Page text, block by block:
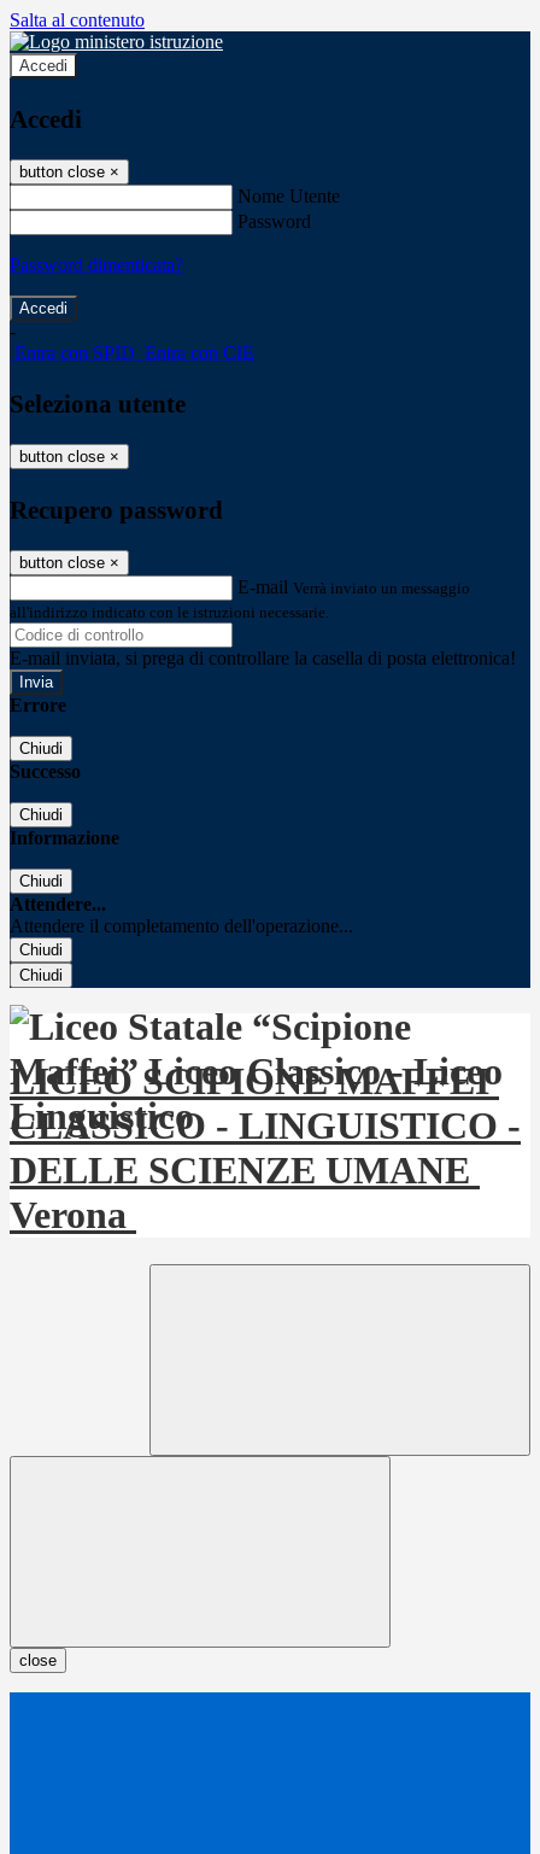
Salta al contenuto
Accedi
Accedi
button close ×
Nome Utente
Password
Password dimenticata?
-
Entra con SPID Entra con CIE
Seleziona utente
button close ×
Recupero password
button close ×
E-mail Verrà inviato un messaggio
all'indirizzo indicato con le istruzioni necessarie.
E-mail inviata, si prega di controllare la casella di posta elettronica!
Errore
Chiudi
Successo
Chiudi
Informazione
Chiudi
Attendere...
Attendere il completamento dell'operazione...
Chiudi
Chiudi
LICEO SCIPIONE MAFFEI
CLASSICO - LINGUISTICO -
DELLE SCIENZE UMANE
Verona
close